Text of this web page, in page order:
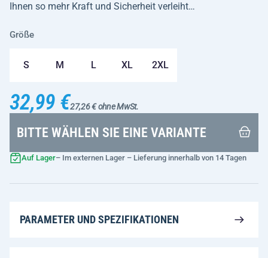
Ihnen so mehr Kraft und Sicherheit verleiht…
Größe
S M L XL 2XL
32,99 €27,26 € ohne MwSt.
BITTE WÄHLEN SIE EINE VARIANTE
Auf Lager– Im externen Lager – Lieferung innerhalb von 14 Tagen
PARAMETER UND SPEZIFIKATIONEN